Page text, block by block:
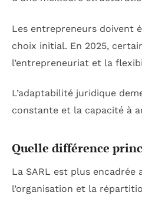
Les entrepreneurs doivent
choix initial. En 2025,
l’entrepreneuriat et la
L’adaptabilité juridique
constante et la capacité à
Quelle différence
La SARL est plus
l’organisation et la